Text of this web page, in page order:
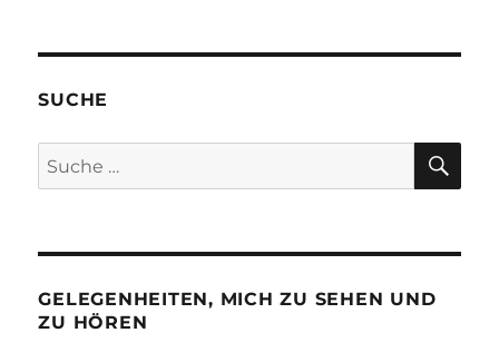
SUCHE
Suche
nach:
GELEGENHEITEN, MICH ZU SEHEN UND
ZU HÖREN